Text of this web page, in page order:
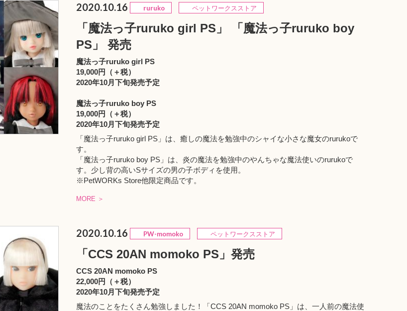
2020.10.16 ruruko ペットワークスストア
「魔法っ子ruruko girl PS」 「魔法っ子ruruko boy
PS」 発売
魔法っ子ruruko girl PS
19,000円（＋税）
2020年10月下旬発売予定
魔法っ子ruruko boy PS
19,000円（＋税）
2020年10月下旬発売予定
「魔法っ子ruruko girl PS」は、癒しの魔法を勉強中のシャイな小さな魔女のrurukoで
す。
「魔法っ子ruruko boy PS」は、炎の魔法を勉強中のやんちゃな魔法使いのrurukoで
す。少し背の高いSサイズの男の子ボディを使用。
※PetWORKs Store他限定商品です。
MORE ＞
2020.10.16 PW-momoko ペットワークスストア
「CCS 20AN momoko PS」発売
CCS 20AN momoko PS
22,000円（＋税）
2020年10月下旬発売予定
魔法のことをたくさん勉強しました！「CCS 20AN momoko PS」は、一人前の魔法使